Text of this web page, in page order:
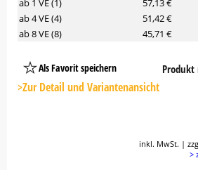
ab 1 VE (1)
57,13 €
ab 4 VE (4)
51,42 €
ab 8 VE (8)
45,71 €
Als Favorit speichern
Platzhalter
Button
Produkt
>Zur Detail und Variantenansicht
inkl. MwSt. |
>